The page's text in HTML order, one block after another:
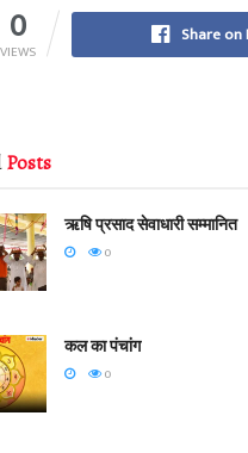
0
VIEWS
Share on
Posts
ऋषि प्रसाद सेवाधारी सम्मानित
0
कल का पंचांग
0